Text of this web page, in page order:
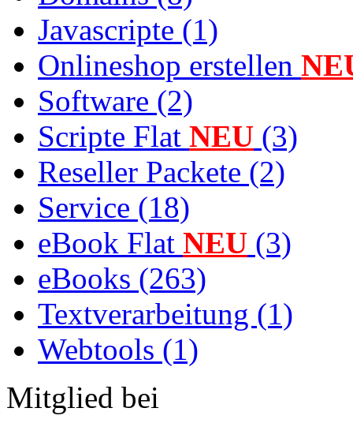
Javascripte (1)
Onlineshop erstellen
Software (2)
Scripte Flat NEU (3)
Reseller Packete (2)
Service (18)
eBook Flat NEU (3)
eBooks (263)
Textverarbeitung (1)
Webtools (1)
Mitglied bei